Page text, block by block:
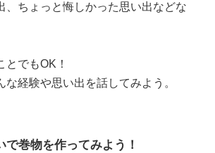
、ちょっと悔しかった思い出などな
とでもOK！
な経験や思い出を話してみよう。
で巻物を作ってみよう！